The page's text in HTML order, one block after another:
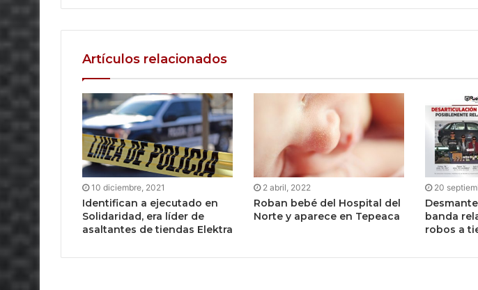
Artículos relacionados
10 diciembre, 2021
Identifican a ejecutado en
Solidaridad, era líder de
asaltantes de tiendas Elektra
2 abril, 2022
Roban bebé del Hospital del
Norte y aparece en Tepeaca
20
banda
robos a